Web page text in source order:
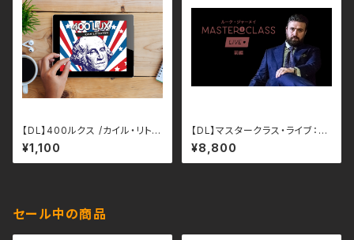
【DL】400ルクス /カイル・リトル
トン（日本語字幕）
¥1,100
【DL】マスタークラス・ライブ：ル
ーク・ジャーメイ 前編（日本語
字幕）
¥8,800
セール中の商品